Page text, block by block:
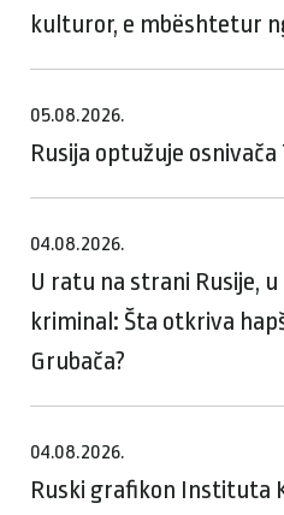
kulturor, e mbështetur
05.08.2026.
Rusija optužuje
04.08.2026.
U ratu na strani Rusije,
kriminal: Šta otkriva
Grubača?
04.08.2026.
Ruski grafikon Instituta